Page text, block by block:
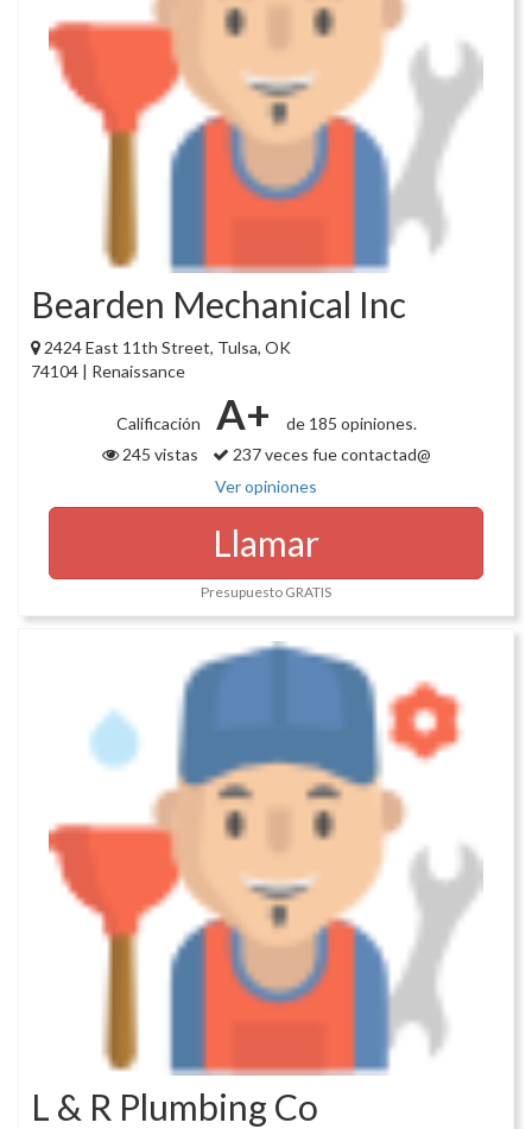
Bearden Mechanical Inc
2424 East 11th Street, Tulsa, OK
74104 | Renaissance
Calificación A+
de 185 opiniones.
245 vistas
237 veces fue contactad@
Ver opiniones
Llamar
Presupuesto GRATIS
L & R Plumbing Co